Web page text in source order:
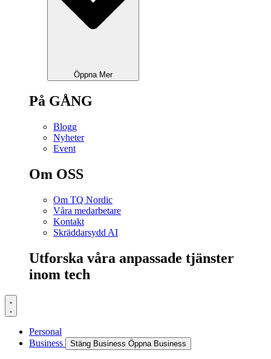
Öppna Mer
På GÅNG
Blogg
Nyheter
Event
Om OSS
Om TQ Nordic
Våra medarbetare
Kontakt
Skräddarsydd AI
Utforska våra anpassade tjänster
inom tech
Personal
Business
Stäng Business Öppna Business